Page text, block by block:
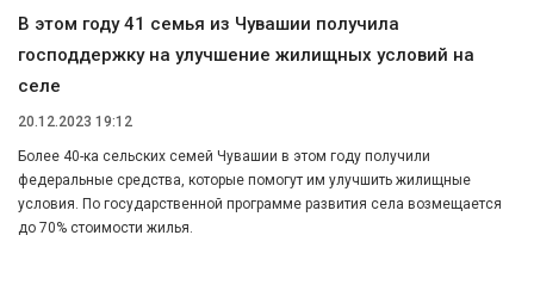
В этом году 41 семья из Чувашии получила
господдержку на улучшение жилищных условий на
селе
20.12.2023 19:12
Более 40-ка сельских семей Чувашии в этом году получили
федеральные средства, которые помогут им улучшить жилищные
условия. По государственной программе развития села возмещается
до 70% стоимости жилья.